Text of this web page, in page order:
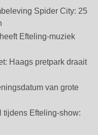
Spider City: 25
Efteling-muziek
Haags pretpark draait
van grote
tijdens Efteling-show: